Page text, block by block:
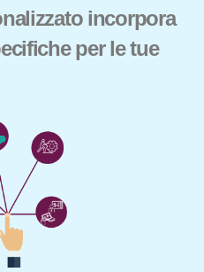
incorpora
per le tue